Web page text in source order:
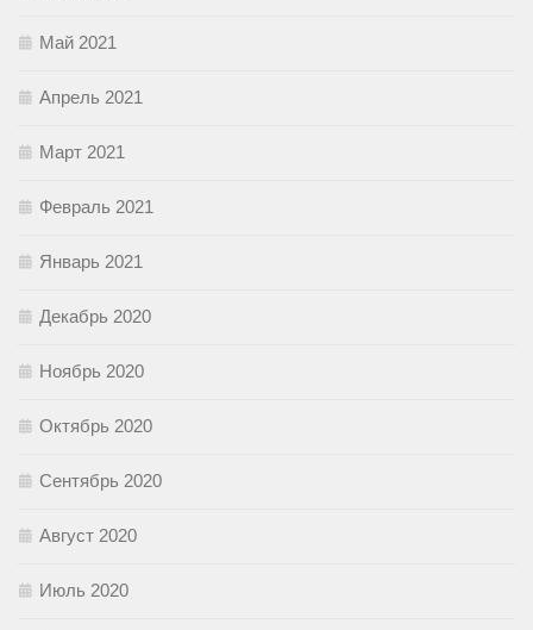
Май 2021
Апрель 2021
Март 2021
Февраль 2021
Январь 2021
Декабрь 2020
Ноябрь 2020
Октябрь 2020
Сентябрь 2020
Август 2020
Июль 2020